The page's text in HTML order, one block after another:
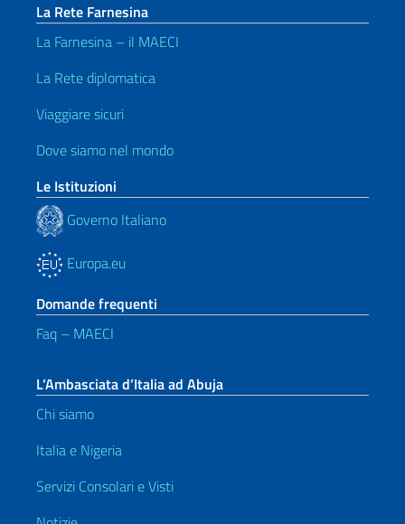
La Rete Farnesina
La Farnesina – il MAECI
La Rete diplomatica
Viaggiare sicuri
Dove siamo nel mondo
Le Istituzioni
Governo Italiano
Europa.eu
Domande frequenti
Faq – MAECI
L’Ambasciata d’Italia ad Abuja
Chi siamo
Italia e Nigeria
Servizi Consolari e Visti